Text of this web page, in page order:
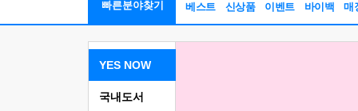
빠른분야찾기 베스트 신상품 이벤트 바이백 매
YES NOW
국내도서